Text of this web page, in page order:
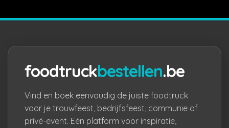
foodtruckbestellen.be
Vind en boek eenvoudig de juiste foodtruck
voor je trouwfeest, bedrijfsfeest, communie of
privé-event. Eén platform voor inspiratie,